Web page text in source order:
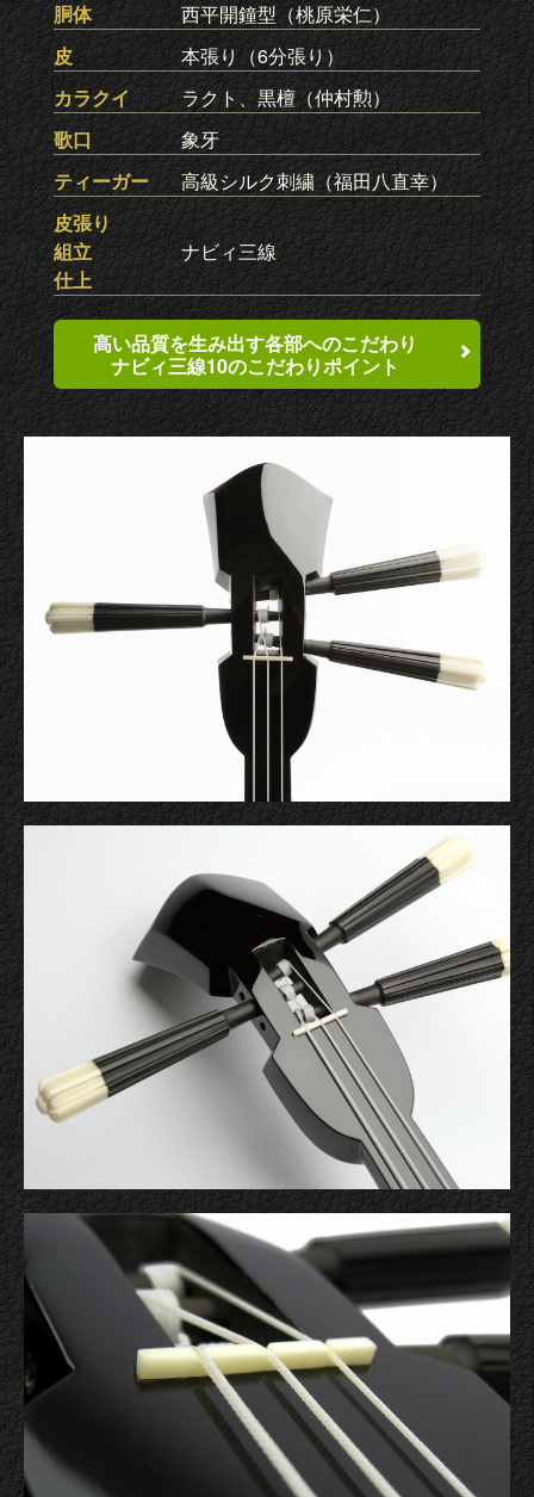
胴体
西平開鐘型（桃原栄仁）
皮
本張り（6分張り）
カラクイ
ラクト、黒檀（仲村勲）
歌口
象牙
ティーガー
高級シルク刺繍（福田八直幸）
皮張り
組立
仕上
ナビィ三線
高い品質を生み出す各部へのこだわり
ナビィ三線10のこだわりポイント